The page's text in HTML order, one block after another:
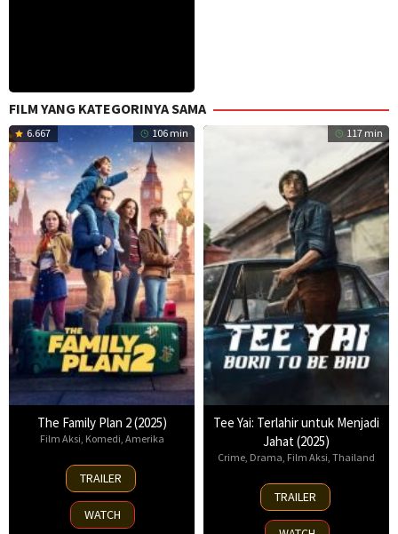
FILM YANG KATEGORINYA SAMA
6.667 106 min
The Family Plan 2 (2025)
Film Aksi, Komedi, Amerika
11
Nov
2025
TRAILER
WATCH
117 min
Tee Yai: Terlahir untuk Menjadi
Jahat (2025)
Crime, Drama, Film Aksi, Thailand
13
Nov
2025
TRAILER